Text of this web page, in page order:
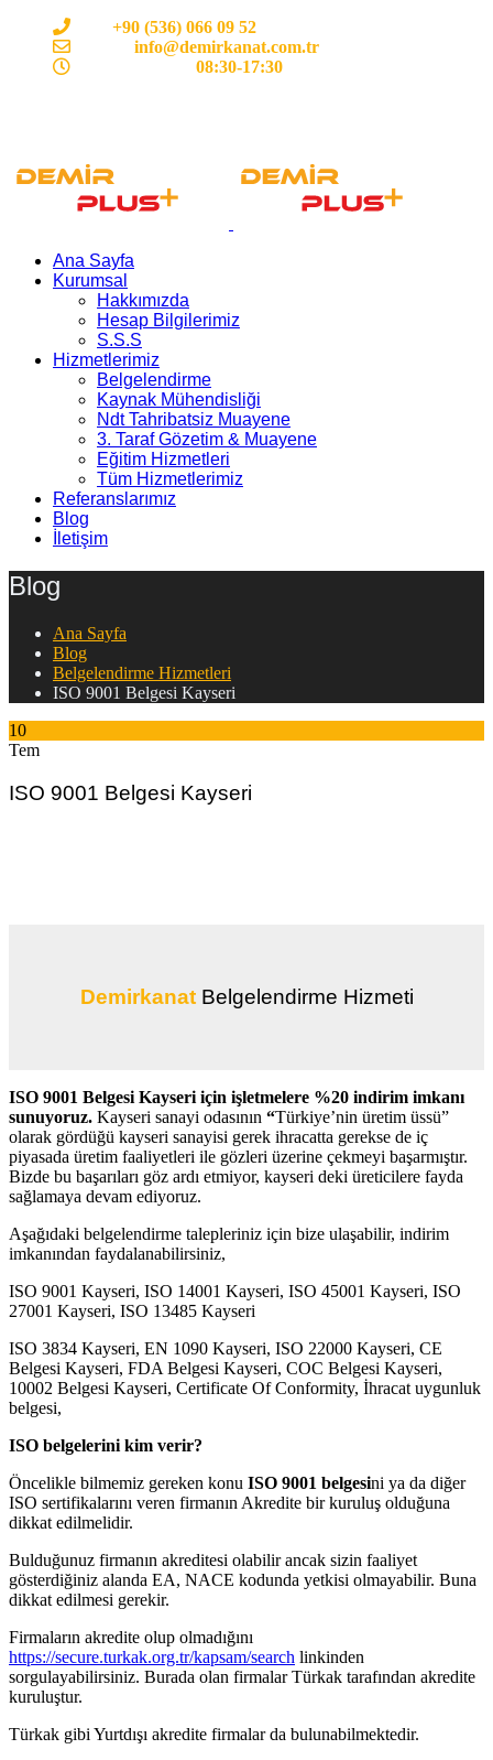
+90 (536) 066 09 52
info@demirkanat.com.tr
08:30-17:30
Ana Sayfa
Kurumsal
Hakkımızda
Hesap Bilgilerimiz
S.S.S
Hizmetlerimiz
Belgelendirme
Kaynak Mühendisliği
Ndt Tahribatsiz Muayene
3. Taraf Gözetim & Muayene
Eğitim Hizmetleri
Tüm Hizmetlerimiz
Referanslarımız
Blog
İletişim
Blog
Ana Sayfa
Blog
Belgelendirme Hizmetleri
ISO 9001 Belgesi Kayseri
10
Tem
ISO 9001 Belgesi Kayseri
DemirkanatBelgelendirme Hizmeti
ISO 9001 Belgesi Kayseri için işletmelere %20 indirim imkanı
sunuyoruz. Kayseri sanayi odasının “Türkiye’nin üretim üssü”
olarak gördüğü kayseri sanayisi gerek ihracatta gerekse de iç
piyasada üretim faaliyetleri ile gözleri üzerine çekmeyi başarmıştır.
Bizde bu başarıları göz ardı etmiyor, kayseri deki üreticilere fayda
sağlamaya devam ediyoruz.
Aşağıdaki belgelendirme talepleriniz için bize ulaşabilir, indirim
imkanından faydalanabilirsiniz,
ISO 9001 Kayseri, ISO 14001 Kayseri, ISO 45001 Kayseri, ISO
27001 Kayseri, ISO 13485 Kayseri
ISO 3834 Kayseri, EN 1090 Kayseri, ISO 22000 Kayseri, CE
Belgesi Kayseri, FDA Belgesi Kayseri, COC Belgesi Kayseri,
10002 Belgesi Kayseri, Certificate Of Conformity, İhracat uygunluk
belgesi,
ISO belgelerini kim verir?
Öncelikle bilmemiz gereken konu ISO 9001 belgesini ya da diğer
ISO sertifikalarını veren firmanın Akredite bir kuruluş olduğuna
dikkat edilmelidir.
Bulduğunuz firmanın akreditesi olabilir ancak sizin faaliyet
gösterdiğiniz alanda EA, NACE kodunda yetkisi olmayabilir. Buna
dikkat edilmesi gerekir.
Firmaların akredite olup olmadığını
https://secure.turkak.org.tr/kapsam/search linkinden
sorgulayabilirsiniz. Burada olan firmalar Türkak tarafından akredite
kuruluştur.
Türkak gibi Yurtdışı akredite firmalar da bulunabilmektedir.